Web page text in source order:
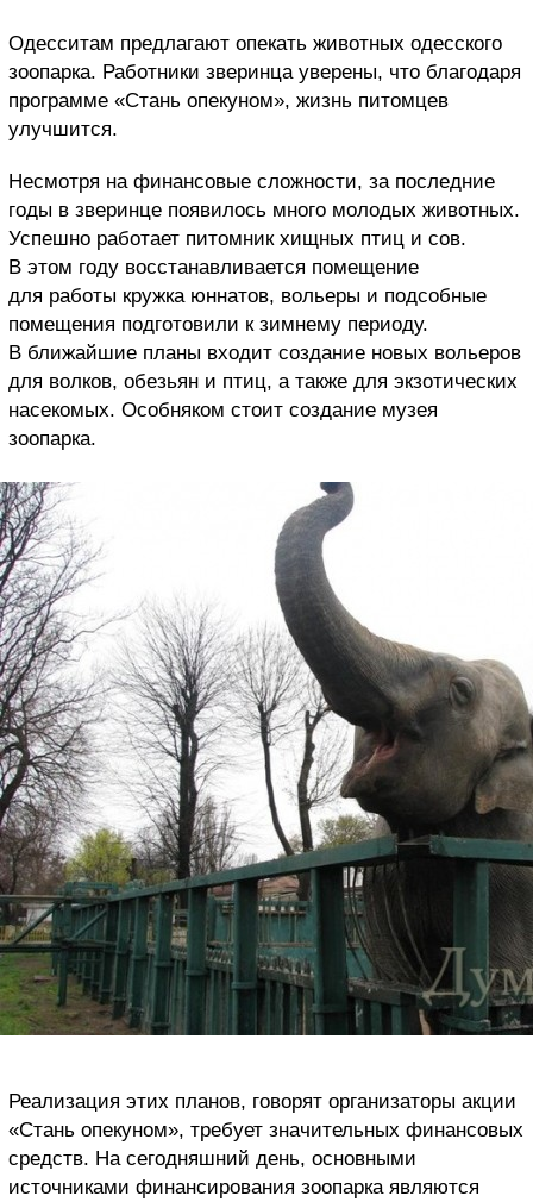
Одесситам предлагают опекать животных одесского
зоопарка. Работники зверинца уверены, что благодаря
программе «Стань опекуном», жизнь питомцев
улучшится.
Несмотря на финансовые сложности, за последние
годы в зверинце появилось много молодых животных.
Успешно работает питомник хищных птиц и сов.
В этом году восстанавливается помещение
для работы кружка юннатов, вольеры и подсобные
помещения подготовили к зимнему периоду.
В ближайшие планы входит создание новых вольеров
для волков, обезьян и птиц, а также для экзотических
насекомых. Особняком стоит создание музея
зоопарка.
Реализация этих планов, говорят организаторы акции
«Стань опекуном», требует значительных финансовых
средств. На сегодняшний день, основными
источниками финансирования зоопарка являются